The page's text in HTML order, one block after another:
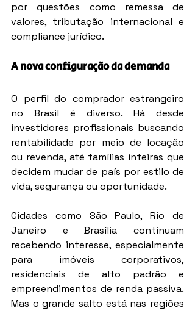
por questões como remessa de
valores, tributação internacional e
compliance jurídico.
A nova configuração da demanda
O perfil do comprador estrangeiro
no Brasil é diverso. Há desde
investidores profissionais buscando
rentabilidade por meio de locação
ou revenda, até famílias inteiras que
decidem mudar de país por estilo de
vida, segurança ou oportunidade.
Cidades como São Paulo, Rio de
Janeiro e Brasília continuam
recebendo interesse, especialmente
para imóveis corporativos,
residenciais de alto padrão e
empreendimentos de renda passiva.
Mas o grande salto está nas regiões